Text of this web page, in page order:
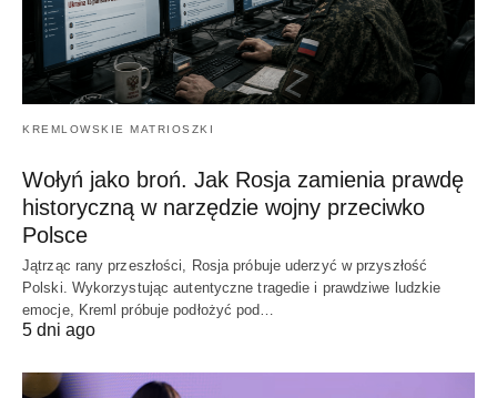
KREMLOWSKIE MATRIOSZKI
Wołyń jako broń. Jak Rosja zamienia prawdę
historyczną w narzędzie wojny przeciwko
Polsce
Jątrząc rany przeszłości, Rosja próbuje uderzyć w przyszłość
Polski. Wykorzystując autentyczne tragedie i prawdziwe ludzkie
emocje, Kreml próbuje podłożyć pod…
5 dni ago